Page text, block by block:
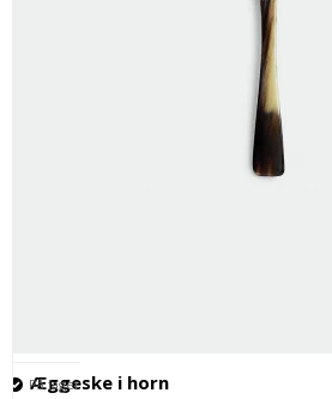
Æggeske i horn
På lager